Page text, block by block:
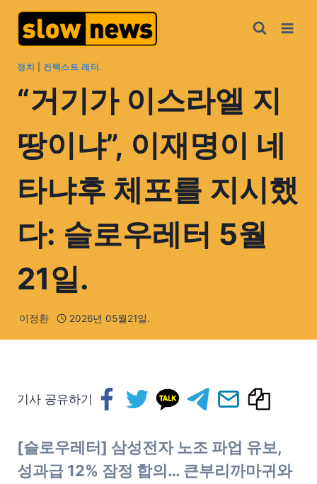
정치 컨텍스트 레터.
“거기가 이스라엘 지
땅이냐”, 이재명이 네
타냐후 체포를 지시했
다: 슬로우레터 5월
21일.
이정환 2026년 05월21일.
기사 공유하기
[슬로우레터] 삼성전자 노조 파업 유보,
성과급 12% 잠정 합의… 큰부리까마귀와